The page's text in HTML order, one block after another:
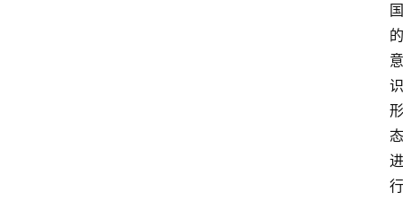
国
的
意
识
形
态
进
行